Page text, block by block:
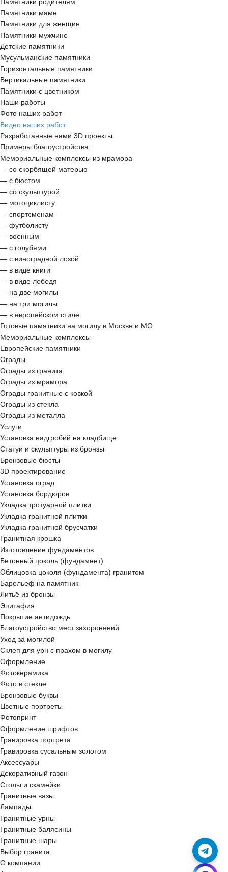
Памятники маме
Памятники для женщин
Памятники мужчине
Детские памятники
Мусульманские памятники
Горизонтальные памятники
Вертикальные памятники
Памятники с цветником
Наши работы
Фото наших работ
Видео наших работ
Разработанные нами 3D проекты
Примеры благоустройства:
Мемориальные комплексы из мрамора
— со скорбящей матерью
— с бюстом
— со скульптурой
— мотоциклисту
— спортсменам
— футболисту
— военным
— с голубями
— с виноградной лозой
— в виде книги
— в виде лебедя
— на две могилы
— на три могилы
— в европейском стиле
Готовые памятники на могилу в Москве и МО
Мемориальные комплексы
Европейские памятники
Ограды
Ограды из гранита
Ограды из мрамора
Ограды гранитные с ковкой
Ограды из стекла
Ограды из металла
Услуги
Установка надгробий на кладбище
Статуи и скульптуры из бронзы
Бронзовые бюсты
3D проектирование
Установка оград
Установка бордюров
Укладка тротуарной плитки
Укладка гранитной плитки
Укладка гранитной брусчатки
Гранитная крошка
Изготовление фундаментов
Бетонный цоколь (фундамент)
Облицовка цоколя (фундамента) гранитом
Барельеф на памятник
Литьё из бронзы
Эпитафия
Покрытие антидождь
Благоустройство мест захоронений
Уход за могилой
Склеп для урн с прахом в могилу
Оформление
Фотокерамика
Фото в стекле
Бронзовые буквы
Цветные портреты
Фотопринт
Оформление шрифтов
Гравировка портрета
Гравировка сусальным золотом
Аксессуары
Декоративный газон
Столы и скамейки
Гранитные вазы
Лампады
Гранитные урны
Гранитные балясины
Гранитные шары
Выбор гранита
О компании